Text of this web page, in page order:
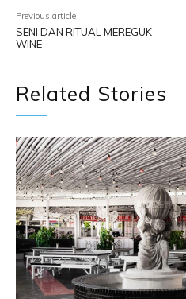
Previous article
SENI DAN RITUAL MEREGUK
WINE
Related Stories